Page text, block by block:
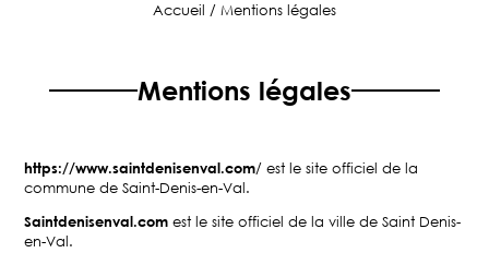
Accueil / Mentions légales
Mentions légales
https://www.saintdenisenval.com/ est le site officiel de la
commune de Saint-Denis-en-Val.
Saintdenisenval.com est le site officiel de la ville de Saint Denis-
en-Val.